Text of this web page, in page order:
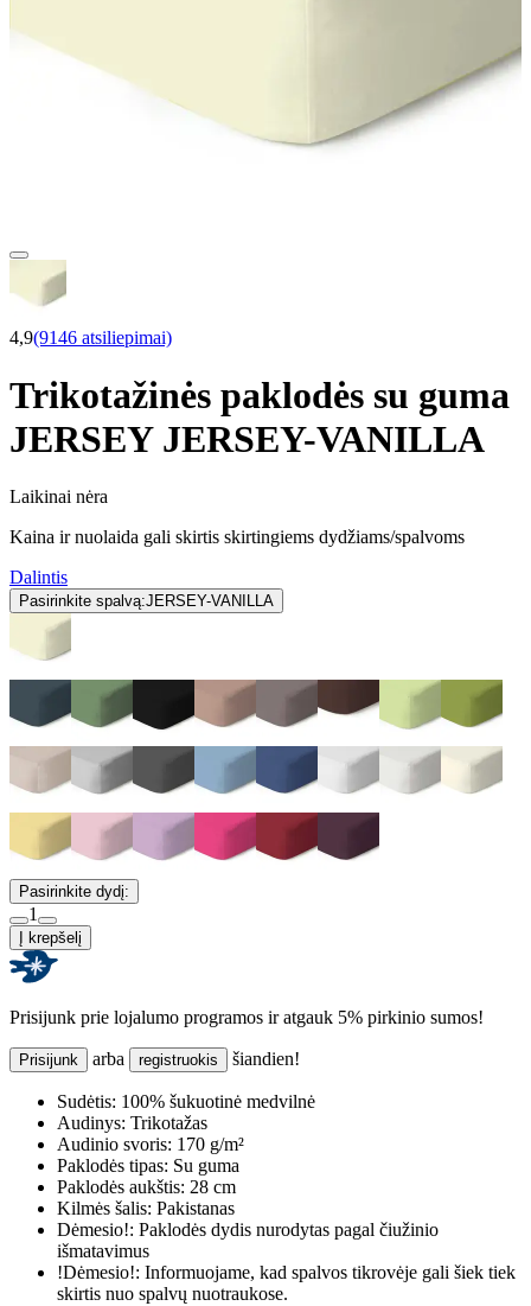
4,9(9146 atsiliepimai)
Trikotažinės paklodės su guma
JERSEY JERSEY-VANILLA
Laikinai nėra
Kaina ir nuolaida gali skirtis skirtingiems dydžiams/spalvoms
Dalintis
Pasirinkite spalvą:JERSEY-VANILLA
Pasirinkite dydį:
1
Į krepšelį
Prisijunk prie lojalumo programos ir atgauk 5% pirkinio sumos!
Prisijunk arba registruokis šiandien!
Sudėtis: 100% šukuotinė medvilnė
Audinys: Trikotažas
Audinio svoris: 170 g/m²
Paklodės tipas: Su guma
Paklodės aukštis: 28 cm
Kilmės šalis: Pakistanas
Dėmesio!: Paklodės dydis nurodytas pagal čiužinio
išmatavimus
!Dėmesio!: Informuojame, kad spalvos tikrovėje gali šiek tiek
skirtis nuo spalvų nuotraukose.